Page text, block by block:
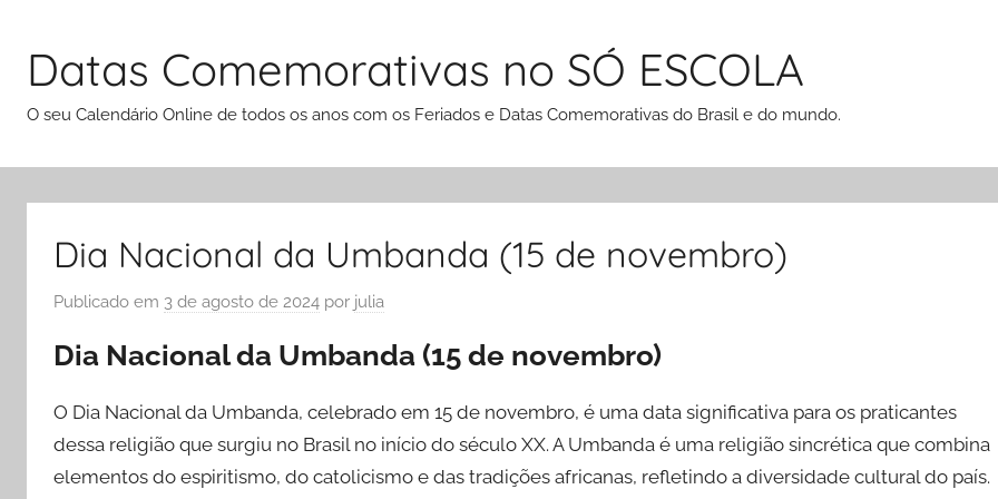
conteúdo
Datas Comemorativas no SÓ ESCOLA
O seu Calendário Online de todos os anos com os Feriados e Datas Comemorativas do Brasil e do mundo.
Dia Nacional da Umbanda (15 de novembro)
Publicado em 3 de agosto de 2024 por julia
Dia Nacional da Umbanda (15 de novembro)
O Dia Nacional da Umbanda, celebrado em 15 de novembro, é uma data significativa para os praticantes
dessa religião que surgiu no Brasil no início do século XX. A Umbanda é uma religião sincrética que combina
elementos do espiritismo, do catolicismo e das tradições africanas, refletindo a diversidade cultural do país.